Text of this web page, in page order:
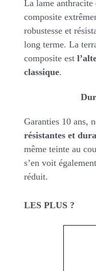
La lame anthracite
composite
robustesse et
long terme. La
composite est
classique.
Garanties 10 ans,
résistantes et
même teinte au
s’en voit
réduit.
LES PLUS ?